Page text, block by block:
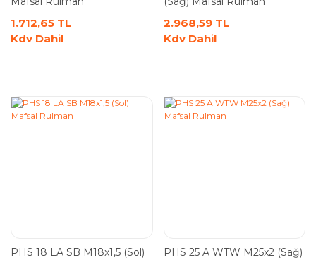
1.712,65 TL
Kdv Dahil
2.968,59 TL
Kdv Dahil
PHS 18 LA SB M18x1,5 (Sol)
PHS 25 A WTW M25x2 (Sağ)